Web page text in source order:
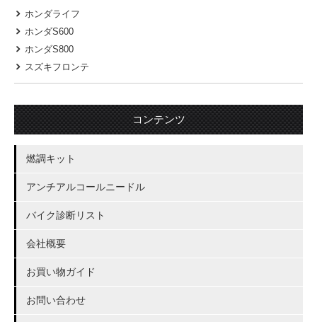
ホンダライフ
ホンダS600
ホンダS800
スズキフロンテ
コンテンツ
燃調キット
アンチアルコールニードル
バイク診断リスト
会社概要
お買い物ガイド
お問い合わせ